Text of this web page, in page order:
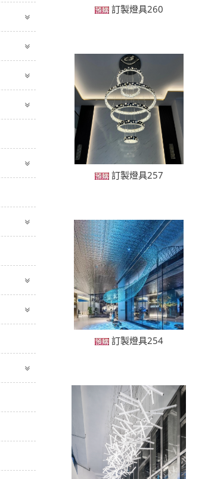
訂製燈具260
訂製燈具257
訂製燈具254